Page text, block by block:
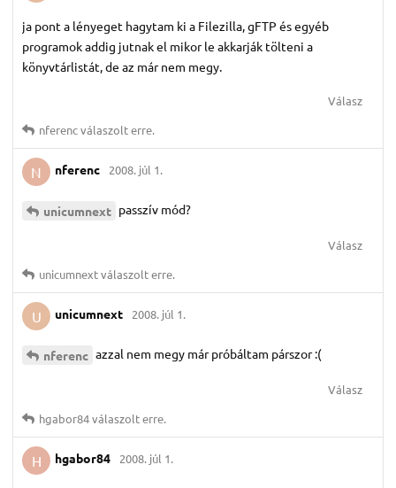
ja pont a lényeget hagytam ki a Filezilla, gFTP és egyéb
programok addig jutnak el mikor le akkarják tölteni a
könyvtárlistát, de az már nem megy.
Válasz
nferencválaszolt erre.
N nferenc 2008. júl 1.
unicumnext passzív mód?
Válasz
unicumnextválaszolt erre.
U unicumnext 2008. júl 1.
nferenc azzal nem megy már próbáltam párszor :(
Válasz
hgabor84válaszolt erre.
H hgabor84 2008. júl 1.